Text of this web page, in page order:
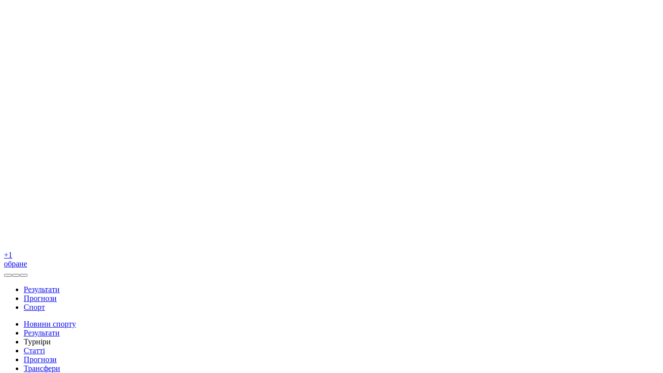
+1
обране
Результати
Прогнози
Спорт
Новини спорту
Результати
Турніри
Статті
Прогнози
Трансфери